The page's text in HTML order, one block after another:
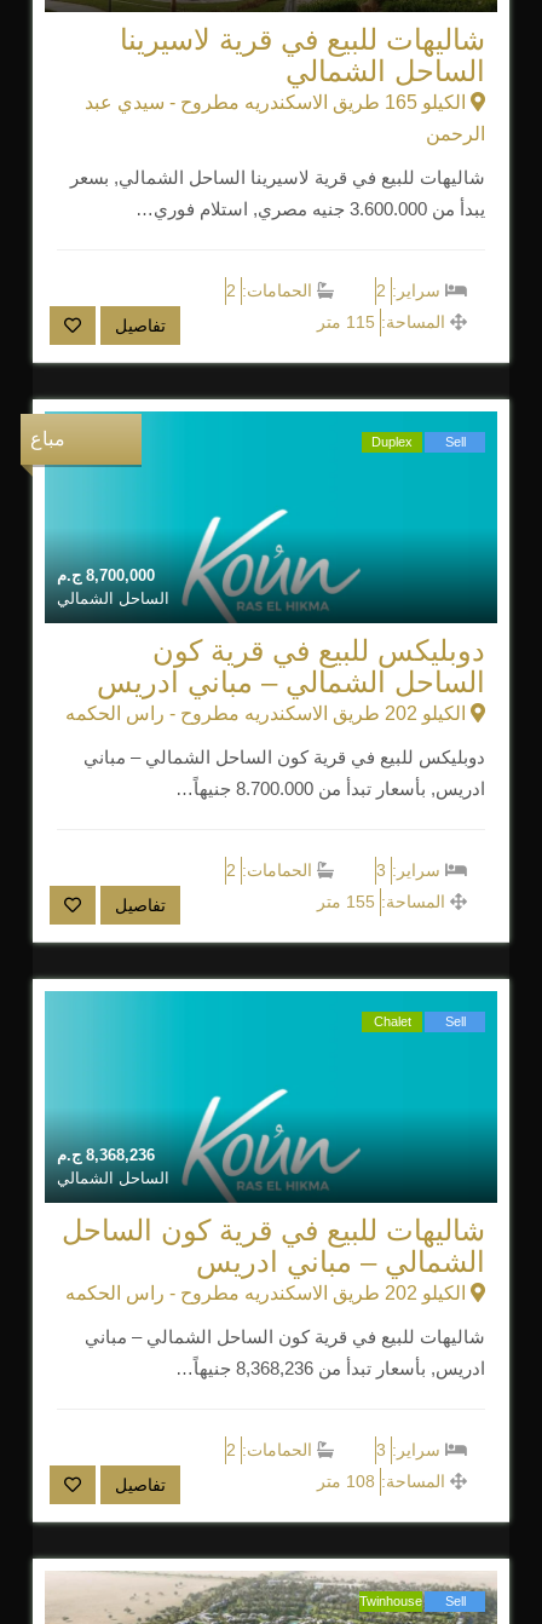
شاليهات للبيع في قرية لاسيرينا
الساحل الشمالي
الكيلو 165 طريق الاسكندريه مطروح - سيدي عبد
الرحمن
شاليهات للبيع في قرية لاسيرينا الساحل الشمالي, بسعر
يبدأ من 3.600.000 جنيه مصري, استلام فوري…
سراير: 2 الحمامات: 2
المساحة: 115 متر تفاصيل
مباع
8,700,000 ج.م
الساحل الشمالي
Sell
Duplex
دوبليكس للبيع في قرية كون
الساحل الشمالي – مباني ادريس
الكيلو 202 طريق الاسكندريه مطروح - راس الحكمه
دوبليكس للبيع في قرية كون الساحل الشمالي – مباني
ادريس, بأسعار تبدأ من 8.700.000 جنيهاً…
سراير: 3 الحمامات: 2
المساحة: 155 متر تفاصيل
8,368,236 ج.م
الساحل الشمالي
Sell
Chalet
شاليهات للبيع في قرية كون الساحل
الشمالي – مباني ادريس
الكيلو 202 طريق الاسكندريه مطروح - راس الحكمه
شاليهات للبيع في قرية كون الساحل الشمالي – مباني
ادريس, بأسعار تبدأ من 8,368,236 جنيهاً…
سراير: 3 الحمامات: 2
المساحة: 108 متر تفاصيل
Sell
Twinhouse